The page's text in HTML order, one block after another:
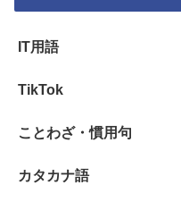
IT用語
TikTok
ことわざ・慣用句
カタカナ語